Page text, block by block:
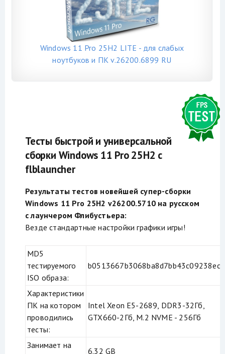
Windows 11 Pro 25H2 LITE - для слабых
ноутбуков и ПК v.26200.6899 RU
Тесты быстрой и универсальной
сборки Windows 11 Pro 25H2 с
flblauncher
Результаты тестов новейшей супер-сборки
Windows 11 Pro 25H2 v26200.5710 на русском
с лаунчером Флибустьера:
Везде стандартные настройки графики игры!
MD5
тестируемого
ISO образа:
Характеристики
ПК на котором
проводились
тесты:
Intel Xeon E5-2689, DDR3-32Гб,
GTX660-2Гб, M.2 NVME - 256Гб
Занимает на
6.32 GB